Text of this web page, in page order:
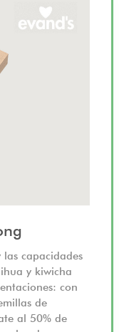
capacidades
y kiwicha
con
de
al 50% de